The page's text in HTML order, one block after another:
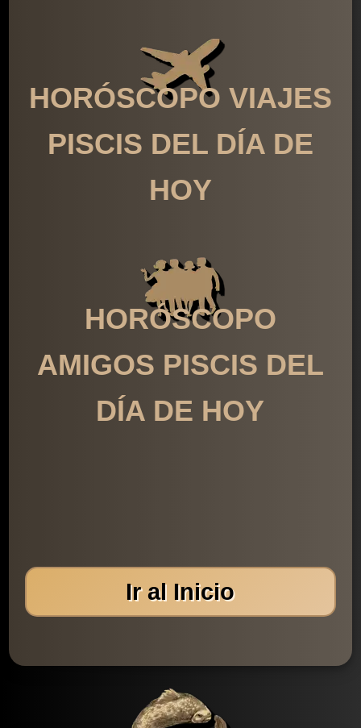
HORÓSCOPO VIAJES
PISCIS DEL DÍA DE
HOY
HORÓSCOPO
AMIGOS PISCIS DEL
DÍA DE HOY
Ir al Inicio